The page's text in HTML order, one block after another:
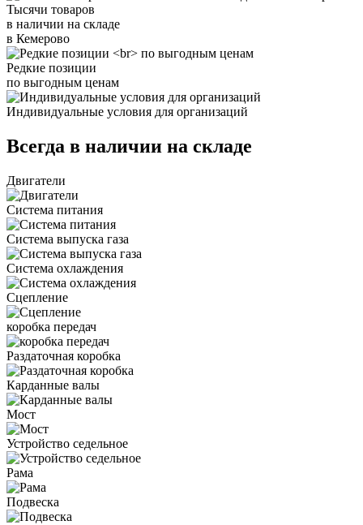
Тысячи товаров
в наличии на складе
в Кемерово
Редкие позиции
по выгодным ценам
Индивидуальные условия для организаций
Всегда в наличии на складе
Двигатели
Система питания
Система выпуска газа
Система охлаждения
Сцепление
коробка передач
Раздаточная коробка
Карданные валы
Мост
Устройство седельное
Рама
Подвеска